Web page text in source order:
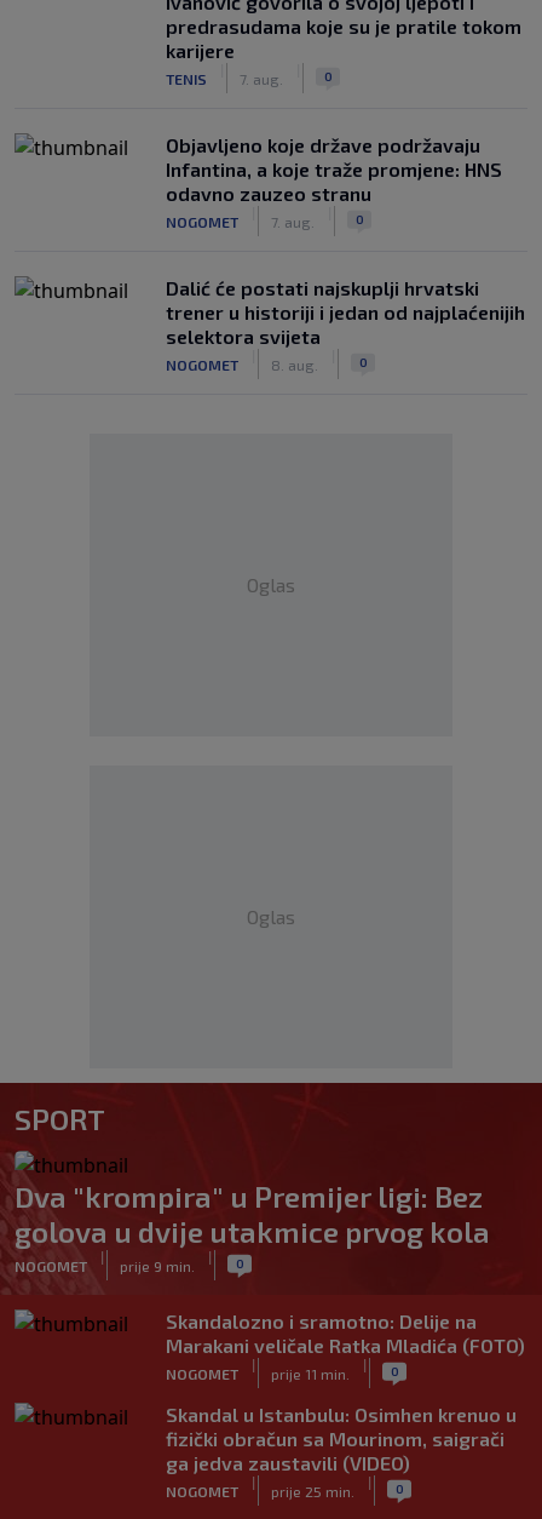
predrasudama koje su je pratile tokom
karijere
TENIS 7. aug. 0
Objavljeno koje države podržavaju
Infantina, a koje traže promjene: HNS
odavno zauzeo stranu
NOGOMET 7. aug. 0
Dalić će postati najskuplji hrvatski
trener u historiji i jedan od najplaćenijih
selektora svijeta
NOGOMET 8. aug. 0
Oglas
Oglas
SPORT
Dva "krompira" u Premijer ligi: Bez
golova u dvije utakmice prvog kola
NOGOMET
|
prije 9 min.
| 0
Skandalozno i sramotno: Delije na
Marakani veličale Ratka Mladića (FOTO)
NOGOMET
|
prije 11 min.
| 0
Skandal u Istanbulu: Osimhen krenuo u
fizički obračun sa Mourinom, saigrači
ga jedva zaustavili (VIDEO)
NOGOMET
|
prije 25 min.
| 0